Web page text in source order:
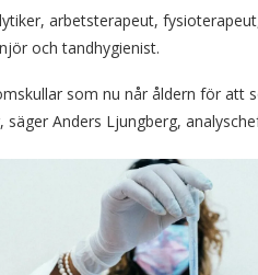
arbetsterapeut,
och tandhygienist.
som nu når åldern för att
Anders Ljungberg,